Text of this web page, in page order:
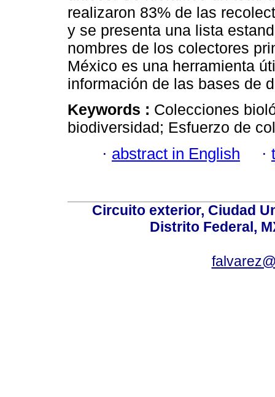
realizaron 83% de las
y se presenta una lista
nombres de los colectores
México es una herramienta
información de las bases de
Keywords : Colecciones
biodiversidad; Esfuerzo de
· abstract in English ·
Circuito exterior, Ciudad
Distrito Federal,